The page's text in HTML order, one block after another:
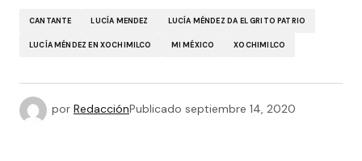
CANTANTE LUCÍA MENDEZ LUCÍA MÉNDEZ DA EL GRITO PATRIO
LUCÍA MÉNDEZ EN XOCHIMILCO MI MÉXICO XOCHIMILCO
por RedacciónPublicado septiembre 14, 2020